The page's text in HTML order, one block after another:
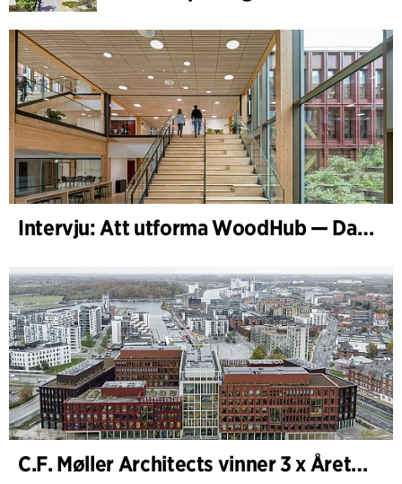
Intervju: Att utforma WoodHub — Danmarks största träbyggnad
C.F. Møller Architects vinner 3 x Årets Byggnad 2025